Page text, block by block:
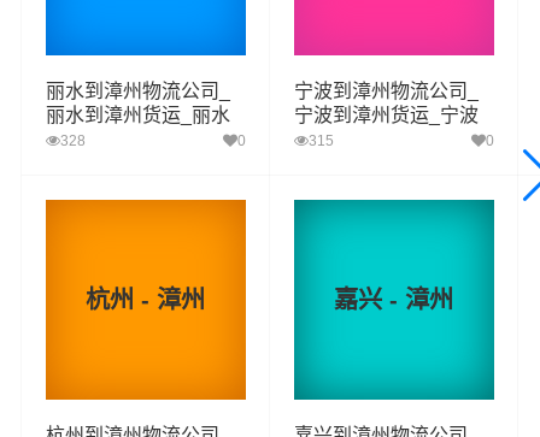
台州到漳州物流专线运输服务。
台州-漳州 重量报价 运输时效
台州
漳州
芗城区,龙文区,龙海区,长泰区,云霄县,漳浦县,诏安
丽水到漳州物流公司_
丽水到漳州货运_丽水
至漳州物流专线
328 0
宁波到漳州物流公司_
宁波到漳州货运_宁波
至漳州物流专线
315 0
杭州 - 漳州 嘉兴 - 漳州